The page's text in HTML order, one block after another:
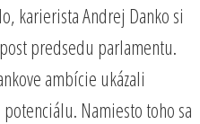
karierista Andrej Danko si
predsedu parlamentu.
ambície ukázali
Namiesto toho sa